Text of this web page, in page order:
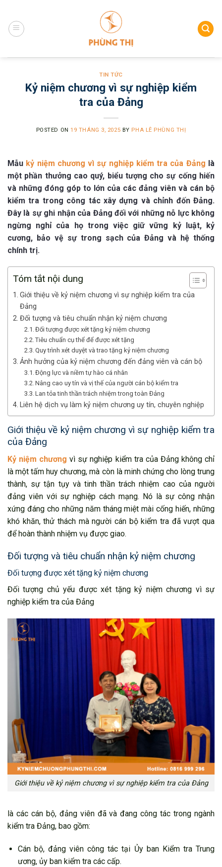
content
TIN TỨC
Kỷ niệm chương vì sự nghiệp kiểm
tra của Đảng
POSTED ON 19 THÁNG 3, 2025 BY PHA LÊ PHÙNG THỊ
Mẫu kỷ niệm chương vì sự nghiệp kiểm tra của Đảng là
một phần thưởng cao quý, biểu tượng cho sự cống hiến
và những đóng góp to lớn của các đảng viên và cán bộ
kiểm tra trong công tác xây dựng và chỉnh đốn Đảng.
Đây là sự ghi nhận của Đảng đối với những nỗ lực không
ngừng nghỉ của họ trong việc giữ vững kỷ luật, kỷ
cương, bảo vệ sự trong sạch của Đảng và hệ thống
chính trị.
Tóm tắt nội dung
Giới thiệu về kỷ niệm chương vì sự nghiệp kiểm tra của
Đảng
Đối tượng và tiêu chuẩn nhận kỷ niệm chương
Đối tượng được xét tặng kỷ niệm chương
Tiêu chuẩn cụ thể để được xét tặng
Quy trình xét duyệt và trao tặng kỷ niệm chương
Ảnh hưởng của kỷ niệm chương đến đảng viên và cán bộ
Động lực và niềm tự hào cá nhân
Nâng cao uy tín và vị thế của người cán bộ kiểm tra
Lan tỏa tinh thần trách nhiệm trong toàn Đảng
Liên hệ dịch vụ làm kỷ niệm chương uy tín, chuyên nghiệp
Giới thiệu về kỷ niệm chương vì sự nghiệp kiểm tra
của Đảng
Kỷ niệm chương vì sự nghiệp kiểm tra của Đảng không chỉ
là một tấm huy chương, mà còn là minh chứng cho lòng trung
thành, sự tận tụy và tinh thần trách nhiệm cao của người
đảng viên với sự nghiệp cách mạng. Nó là sự công nhận
xứng đáng cho những năm tháng miệt mài cống hiến, những
khó khăn, thử thách mà người cán bộ kiểm tra đã vượt qua
để hoàn thành nhiệm vụ được giao.
Đối tượng và tiêu chuẩn nhận kỷ niệm chương
Đối tượng được xét tặng kỷ niệm chương
Đối tượng chủ yếu được xét tặng kỷ niệm chương vì sự
nghiệp kiểm tra của Đảng
Giới thiệu về kỷ niệm chương vì sự nghiệp kiểm tra của Đảng
là các cán bộ, đảng viên đã và đang công tác trong ngành
kiểm tra Đảng, bao gồm:
Cán bộ, đảng viên công tác tại Ủy ban Kiểm tra Trung
ương, ủy ban kiểm tra các cấp.